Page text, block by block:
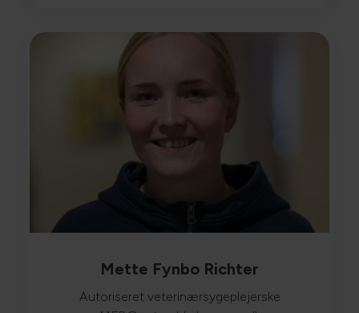
Mette Fynbo Richter
Autoriseret veterinærsygeplejerske